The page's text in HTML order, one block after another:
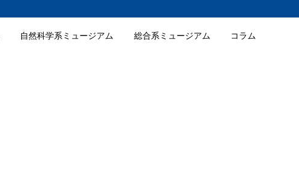
自然科学系ミュージアム 総合系ミュージアム コラム